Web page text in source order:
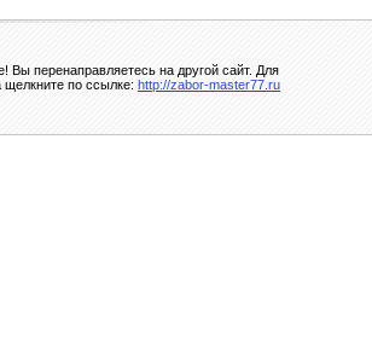
Вы перенаправляетесь на другой сайт. Для
щелкните по ссылке: http://zabor-master77.ru